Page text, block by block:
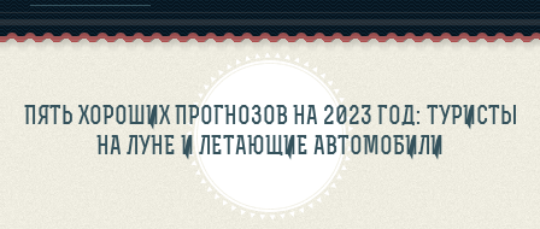
ПЯТЬ ХОРОШИХ ПРОГНОЗОВ НА 2023 ГОД: ТУРИСТЫ
НА ЛУНЕ И ЛЕТАЮЩИЕ АВТОМОБИЛИ